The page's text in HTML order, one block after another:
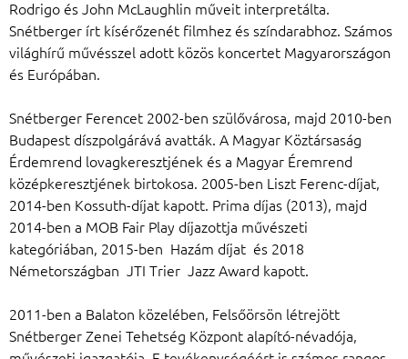
Rodrigo és John McLaughlin műveit interpretálta.
Snétberger írt kísérőzenét filmhez és színdarabhoz. Számos
világhírű művésszel adott közös koncertet Magyarországon
és Európában.
Snétberger Ferencet 2002-ben szülővárosa, majd 2010-ben
Budapest díszpolgárává avatták. A Magyar Köztársaság
Érdemrend lovagkeresztjének és a Magyar Éremrend
középkeresztjének birtokosa. 2005-ben Liszt Ferenc-díjat,
2014-ben Kossuth-díjat kapott. Prima díjas (2013), majd
2014-ben a MOB Fair Play díjazottja művészeti
kategóriában, 2015-ben Hazám díjat és 2018
Németországban JTI Trier Jazz Award kapott.
2011-ben a Balaton közelében, Felsőörsön létrejött
Snétberger Zenei Tehetség Központ alapító-névadója,